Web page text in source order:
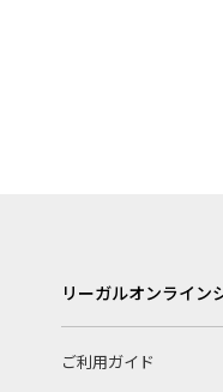
リーガルオンライン
ご利用ガイド